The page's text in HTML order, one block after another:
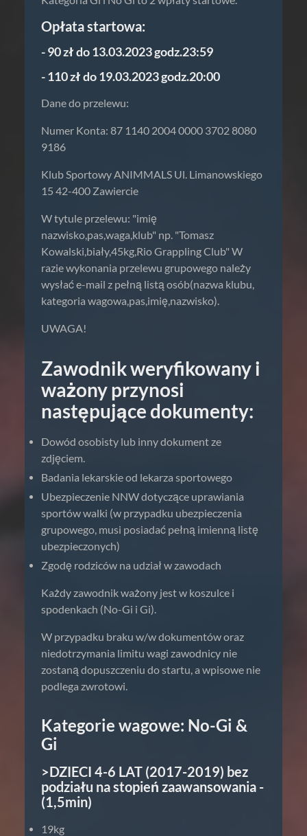
Opłata startowa:
- 90 zł do 13.03.2023 godz.23:59
- 110 zł do 19.03.2023 godz.20:00
Dane do przelewu:
Numer Konta: 87 1140 2004 0000 3702 8080
9186
Klub Sportowy ANIMMALS Ul. Limanowskiego
15 42-400 Zawiercie
W tytule przelewu: "imię
nazwisko,pas,waga,klub" np. "Tomasz
Kowalski,biały,45kg,Rio Grappling Club" W
razie wykonania przelewu grupowego należy
wysłać e-mail z pełną listą osób(nazwa klubu,
kategoria wagowa,pas,imię,nazwisko).
UWAGA!
Zawodnik weryfikowany i
ważony przynosi
następujące dokumenty:
Dowód osobisty lub inny dokument ze
zdjęciem.
Badania lekarskie od lekarza sportowego
Ubezpieczenie NNW dotyczące uprawiania
sportów walki (w przypadku ubezpieczenia
grupowego, musi posiadać pełną imienną listę
ubezpieczonych)
Zgodę rodziców na udział w zawodach
Każdy zawodnik ważony jest w koszulce i
spodenkach (No-Gi i Gi).
W przypadku braku w/w dokumentów oraz
niedotrzymania limitu wagi zawodnicy nie
zostaną dopuszczeniu do startu, a wpisowe nie
podlega zwrotowi.
Kategorie wagowe: No-Gi &
Gi
>DZIECI 4-6 LAT (2017-2019) bez
podziału na stopień zaawansowania -
(1,5min)
19kg